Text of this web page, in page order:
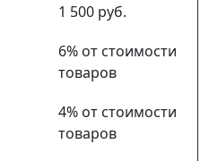
1 500 руб.
6% от стоимости
товаров
4% от стоимости
товаров